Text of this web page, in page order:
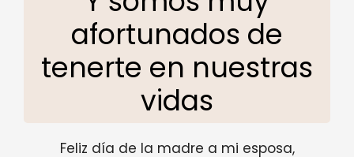
afortunados de
tenerte en nuestras
vidas
Feliz día de la madre a mi esposa,